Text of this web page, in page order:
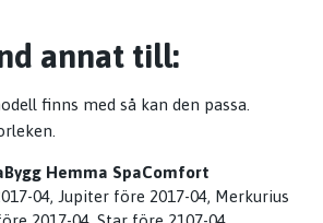
annat till:
finns med så kan den passa.
Bygg Hemma SpaComfort
04, Jupiter före 2017-04, Merkurius